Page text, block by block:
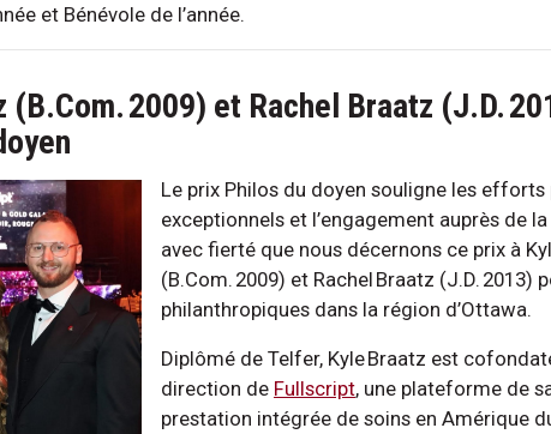
et Bénévole de l’année.
(B.Com. 2009) et Rachel Braatz (J.D.
Le prix Philos du doyen souligne les
exceptionnels et l’engagement auprès de
avec fierté que nous décernons ce prix à
(B.Com. 2009) et Rachel Braatz (J.D. 2013)
philanthropiques dans la région d’Ottawa.
Diplômé de Telfer, Kyle Braatz est
direction de Fullscript, une plateforme de
prestation intégrée de soins en Amérique